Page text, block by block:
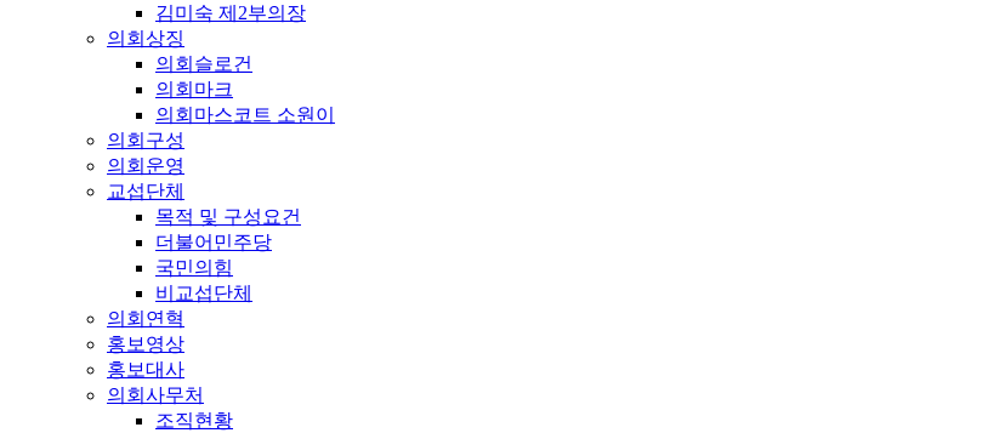
김미숙 제2부의장
의회상징
의회슬로건
의회마크
의회마스코트 소원이
의회구성
의회운영
교섭단체
목적 및 구성요건
더불어민주당
국민의힘
비교섭단체
의회연혁
홍보영상
홍보대사
의회사무처
조직현황